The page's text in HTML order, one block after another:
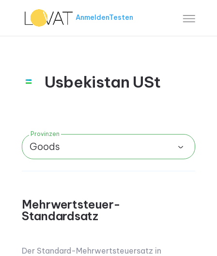
AnmeldenTesten
Usbekistan USt
Provinzen
Goods
Mehrwertsteuer-
Standardsatz
Der Standard-Mehrwertsteuersatz in